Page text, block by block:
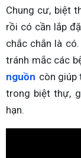
Chung cư, biệt
rồi có cần lắp
chắc chắn là
tránh mắc các
nguồn còn giúp
trong biệt thự,
hạn.